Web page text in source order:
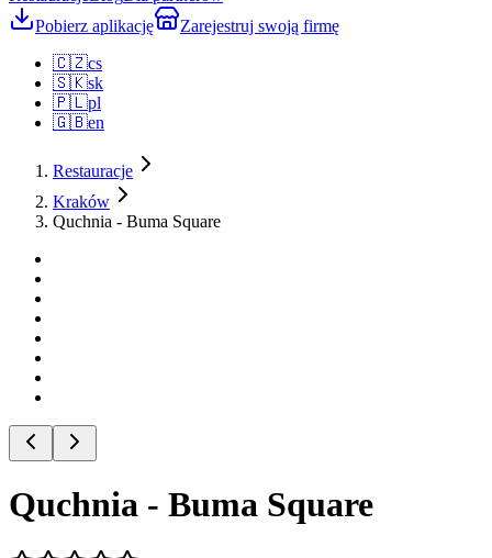
Pobierz aplikację
Zarejestruj swoją firmę
🇨🇿cs
🇸🇰sk
🇵🇱pl
🇬🇧en
Restauracje
Kraków
Quchnia - Buma Square
Quchnia - Buma Square